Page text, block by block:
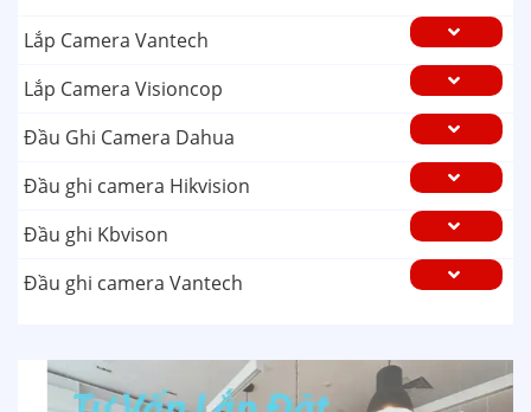
Lắp Camera Vantech
Lắp Camera Visioncop
Đầu Ghi Camera Dahua
Đầu ghi camera Hikvision
Đầu ghi Kbvison
Đầu ghi camera Vantech